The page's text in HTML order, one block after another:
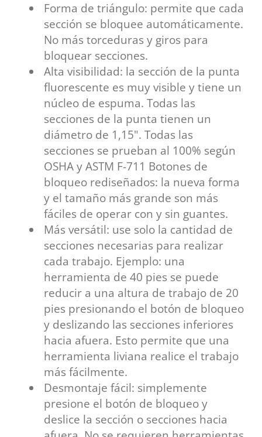
Forma de triángulo: permite que cada
sección se bloquee automáticamente.
No más torceduras y giros para
bloquear secciones.
Alta visibilidad: la sección de la punta
fluorescente es muy visible y tiene un
núcleo de espuma. Todas las
secciones de la punta tienen un
diámetro de 1,15". Todas las
secciones se prueban al 100% según
OSHA y ASTM F-711 Botones de
bloqueo rediseñados: la nueva forma
y el tamaño más grande son más
fáciles de operar con y sin guantes.
Más versátil: use solo la cantidad de
secciones necesarias para realizar
cada trabajo. Ejemplo: una
herramienta de 40 pies se puede
reducir a una altura de trabajo de 20
pies presionando el botón de bloqueo
y deslizando las secciones inferiores
hacia afuera. Esto permite que una
herramienta liviana realice el trabajo
más fácilmente.
Desmontaje fácil: simplemente
presione el botón de bloqueo y
deslice la sección o secciones hacia